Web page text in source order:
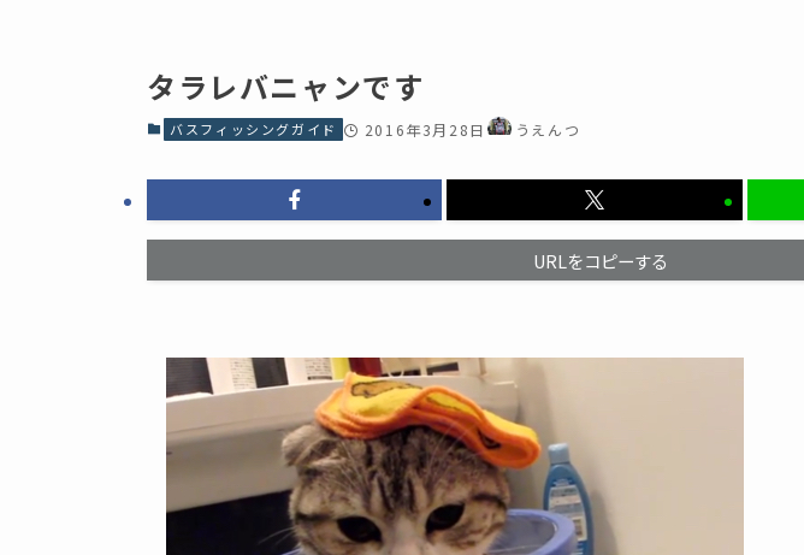
タラレバニャンです
バスフィッシングガイド 2016年3月28日 うえんつ
URLをコピーする